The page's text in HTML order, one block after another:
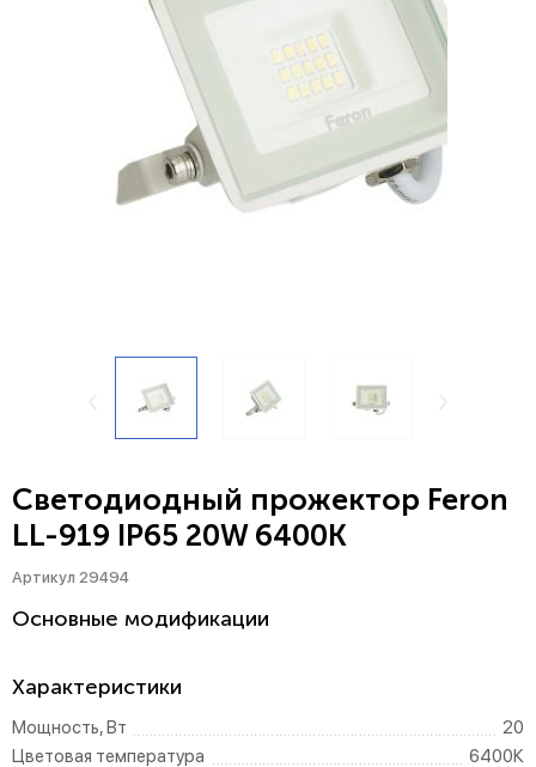
Светодиодный прожектор Feron
LL-919 IP65 20W 6400K
Артикул 29494
Основные модификации
Характеристики
Мощность, Вт
20
Цветовая температура
6400К